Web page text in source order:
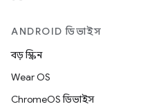
ANDROID ডিভাইস
বড় স্ক্রিন
Wear OS
ChromeOS ডিভাইস